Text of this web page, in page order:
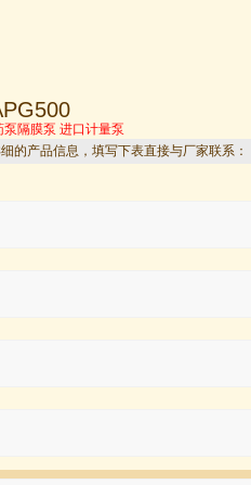
泵隔膜泵 进口计量泵
的产品信息，填写下表直接与厂家联系：